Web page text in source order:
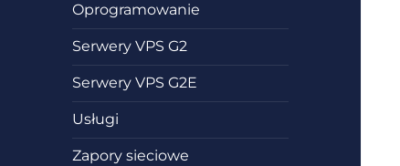
Oprogramowanie
Serwery VPS G2
Serwery VPS G2E
Usługi
Zapory sieciowe